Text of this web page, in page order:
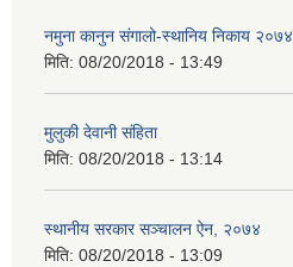
नमुना कानुन संगालो-स्थानिय निकाय २०७४
मिति: 08/20/2018 - 13:49
मुलुकी देवानी संहिता
मिति: 08/20/2018 - 13:14
स्थानीय सरकार सञ्चालन ऐन, २०७४
मिति: 08/20/2018 - 13:09